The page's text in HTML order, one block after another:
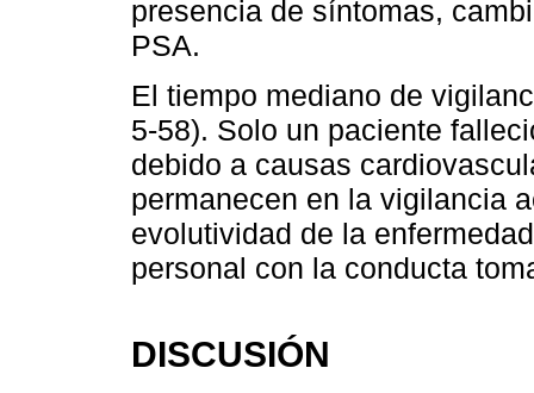
presencia de síntomas,
PSA.
El tiempo mediano de
5-58). Solo un paciente
debido a causas
permanecen en la vigilancia
evolutividad de la
personal con la conducta
DISCUSIÓN